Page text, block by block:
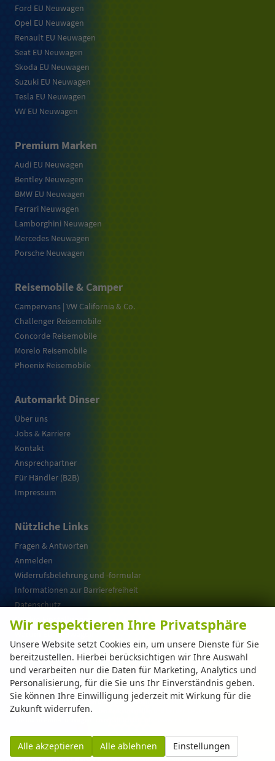
Ford EU Neuwagen
Opel EU Neuwagen
Renault EU Neuwagen
Seat EU Neuwagen
Skoda EU Neuwagen
Suzuki EU Neuwagen
Tesla EU Neuwagen
VW EU Neuwagen
Premium Marken
Audi EU Neuwagen
Bentley Neuwagen
BMW EU Neuwagen
Ferrari Neuwagen
Lamborghini Neuwagen
Mercedes Neuwagen
Porsche Neuwagen
Reisemobile & Camper
Campervans | VW California & Co.
Challenger Reisemobile
Concorde Reisemobile
Morelo Reisemobile
Phoenix Reisemobile
Automarkt Dinser
Über uns
Jobs & Karriere
Kontakt
Ansprechpartner
Für Händler (B2B)
Impressum
Nützliche Links
Fragen & Antworten
Anmelden
Widerrufsbelehrung und -formular
Informationen zur Barrierefreiheit
Datenschutz
Cookie-Einstellungen
Warum EU-Neuwagen ?
Weitere Informationen zum offiziellen Kraftstoffverbrauch und zu den offiziellen
spezifischen CO2-Emissionen und gegebenenfalls zum Stromverbrauch neuer PKW
können dem 'Leitfaden über den offiziellen Kraftstoffverbrauch, die offiziellen
spezifischen CO -Emissionen und den offiziellen Stromverbrauch neuer PKW'
entnommen werden, der an allen Verkaufsstellen und bei der 'Deutschen Automobil
Wir respektieren Ihre Privatsphäre
Unsere Website setzt Cookies ein, um unsere Dienste für Sie
bereitzustellen. Hierbei berücksichtigen wir Ihre Auswahl
und verarbeiten nur die Daten für Marketing, Analytics und
Personalisierung, für die Sie uns Ihr Einverständnis geben.
Sie können Ihre Einwilligung jederzeit mit Wirkung für die
Zukunft widerrufen.
Alle akzeptieren Alle ablehnen Einstellungen